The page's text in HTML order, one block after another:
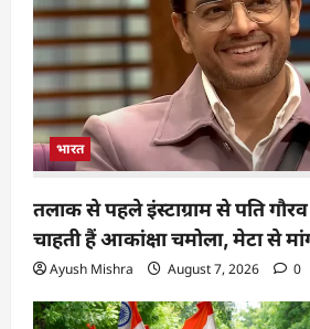
भारत
तलाक से पहले इंस्टाग्राम से पति
चाहती हैं आकांक्षा चमोला, मेटा से
Ayush Mishra August 7, 2026 0